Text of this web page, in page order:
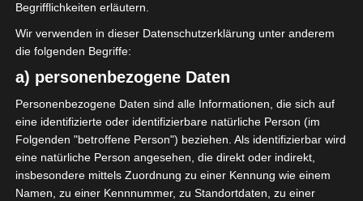
15 Juni 2024
Meisterschaft Tunesien 2023/2024 - Playoff
Meisterschaftsrunde
Halbzeit: 1-2
Unter Ausschluss der
Öffentlichkeit
Étoile Sportive du
Sahel Sousse (ESS) 1
Begrifflichkeiten erläutern.
Wir verwenden in dieser Datenschutzerklärung unter anderem
die folgenden Begriffe:
a) personenbezogene Daten
Personenbezogene Daten sind alle Informationen, die sich auf
eine identifizierte oder identifizierbare natürliche Person (im
Folgenden "betroffene Person") beziehen. Als identifizierbar wird
eine natürliche Person angesehen, die direkt oder indirekt,
insbesondere mittels Zuordnung zu einer Kennung wie einem
Namen, zu einer Kennnummer, zu Standortdaten, zu einer